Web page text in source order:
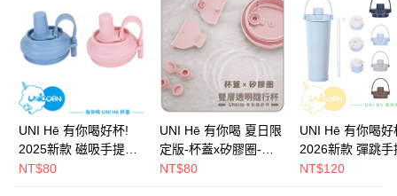
3 期 0 利率 每期NT$230 21家銀行
合作金庫商業銀行
第一商業銀行
華南商業銀行
上海商業儲蓄銀行
台北富邦商業銀行
國泰世華商業銀行
兆豐國際商業銀行
臺灣中小企業銀行
台中商業銀行
匯豐（台灣）商業銀行
華泰商業銀行
聯邦商業銀行
遠東國際商業銀行
元大商業銀行
6 期 0 利率 每期 NT$115 21家銀行
第一商業銀行
華南商業銀行
彰化商業銀行
上海商業儲蓄銀行
台北富邦商業銀行
國泰世華商業銀行
兆豐國際商業銀行
臺灣中小企業銀行
台中商業銀行
匯豐（台灣）商業銀行
12 期 0 利率 每期 NT$57 21家銀行
合作金庫商業銀行
第一商業銀行
華南商業銀行
上海商業儲蓄銀行
台北富邦商業銀行
國泰世華商業銀行
兆豐國際商業銀行
臺灣中小企業銀行
24 期 0 利率 每期 NT$28 20家銀行
合作金庫商業銀行
第一商業銀行
華南商業銀行
彰化商業銀行
上海商業儲蓄銀行
超商取貨付款
LINE Pay
UNI Hē 有你喝好杯!
2025新款 磁吸手提杯
蓋 證 吸管杯 水杯 可吸
NT$80
UNI Hē 有你喝 夏日限
定版-杯蓋x矽膠圈-雙
層透明隨行杯(附吸管)
NT$80
UNI Hē 有你喝好
2026新款 彈跳手
蓋 吸管杯 水杯 可吸珍
NT$120